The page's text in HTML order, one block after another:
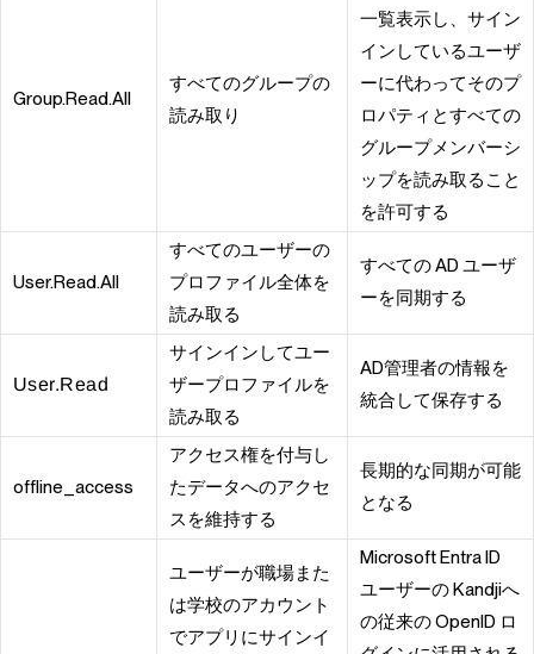
Group.Read.All
すべてのグループの
読み取り
一覧表示し、サイン
インしているユーザ
ーに代わってそのプ
ロパティとすべての
グループメンバーシ
ップを読み取ること
を許可する
User.Read.All
すべてのユーザーの
プロファイル全体を
読み取る
すべての AD ユーザ
ーを同期する
User.Read
サインインしてユー
ザープロファイルを
読み取る
AD管理者の情報を
統合して保存する
offline_access
アクセス権を付与し
たデータへのアクセ
スを維持する
長期的な同期が可能
となる
ユーザーが職場また
は学校のアカウント
でアプリにサインイ
Microsoft Entra ID
ユーザーのKandjiへ
の従来の OpenID ロ